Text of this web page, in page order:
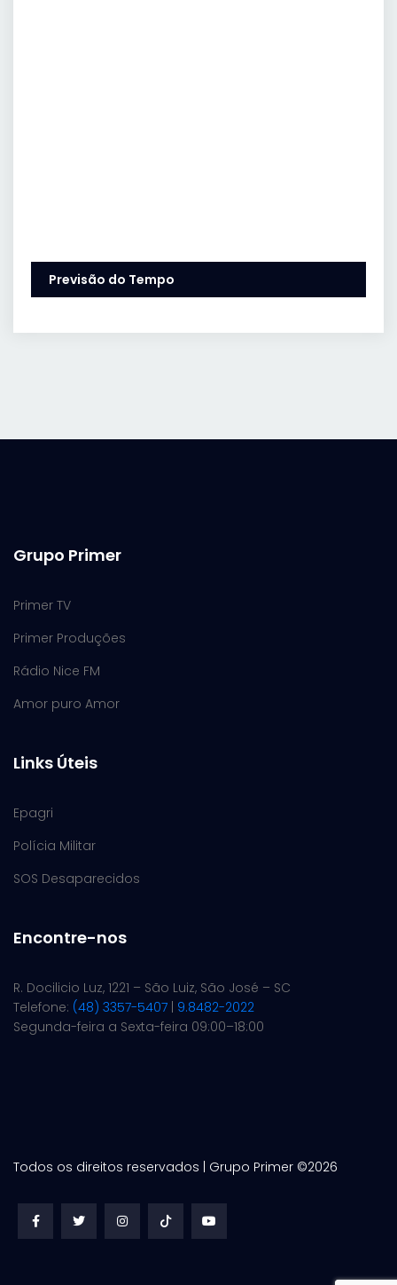
Previsão do Tempo
Grupo Primer
Primer TV
Primer Produções
Rádio Nice FM
Amor puro Amor
Links Úteis
Epagri
Polícia Militar
SOS Desaparecidos
Encontre-nos
R. Docilicio Luz, 1221 – São Luiz, São José – SC
Telefone: (48) 3357-5407 9.8482-2022
Segunda-feira a Sexta-feira 09:00–18:00
Todos os direitos reservados | Grupo Primer ©2026